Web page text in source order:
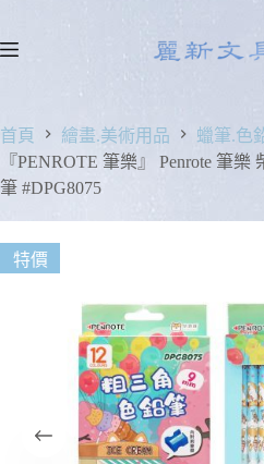
首頁 繪畫.美術用品
蠟筆.色
『PENROTE 筆樂』 Penrote 筆
筆 #DPG8075
特價